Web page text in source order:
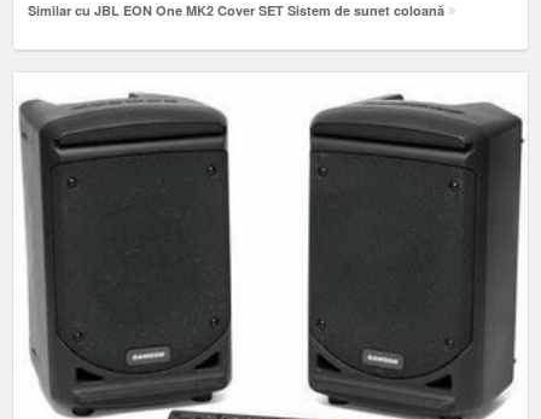
Similar cu JBL EON One MK2 Cover SET Sistem de sunet coloană